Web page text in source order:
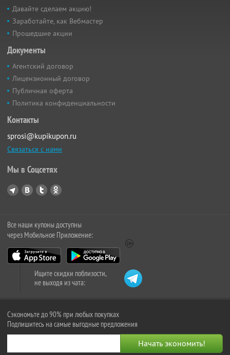
Давайте сделаем акцию!
Заработайте, как Вебмастер
Прошедшие акции
Документы
Агентский договор
Лицензионный договор
Публичная оферта
Политика конфиденциальности
Контакты
sprosi@kupikupon.ru
Связаться с нами
Мы в Соцсетях
Все наши купоны доступны
через Мобильное Приложение:
Ищите скидки поблизости,
не выходя из чата:
Сэкономьте до 90% при любых покупках
Подпишитесь на самые выгодные предложения